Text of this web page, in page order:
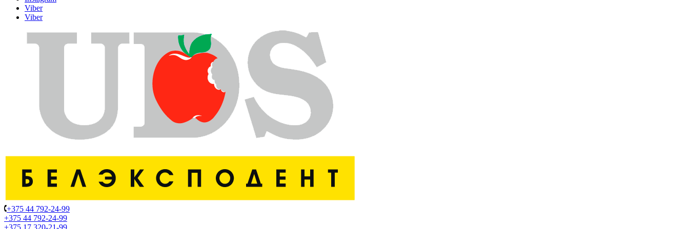
Viber
Viber
+375 44 792-24-99
+375 44 792-24-99
+375 17 320-21-99